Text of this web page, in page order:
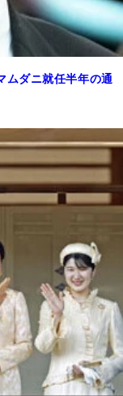
ムダニ就任半年の通